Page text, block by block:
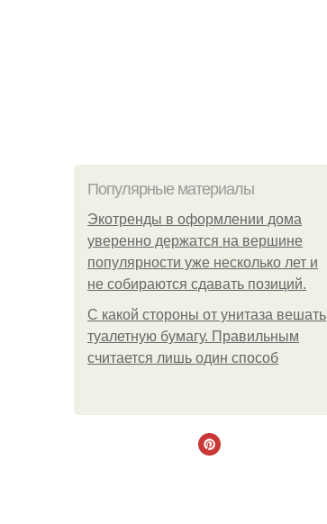
Популярные материалы
Экотренды в оформлении дома
уверенно держатся на вершине
популярности уже несколько лет и
не собираются сдавать позиций.
С какой стороны от унитаза вешать
туалетную бумагу. Правильным
считается лишь один способ